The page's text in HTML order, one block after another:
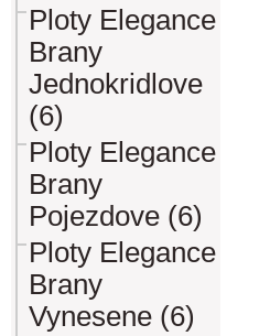
Ploty Elegance
Brany
Jednokridlove
(6)
Ploty Elegance
Brany
Pojezdove (6)
Ploty Elegance
Brany
Vynesene (6)